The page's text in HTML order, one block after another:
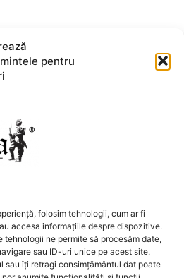
pentru
folosim tehnologii, cum ar fi
accesa informațiile despre dispozitive.
ne permite să procesăm date,
sau ID-uri unice pe acest site.
sau îți retragi consimțământul dat poate
2
redactia@sentinela.ro
NE